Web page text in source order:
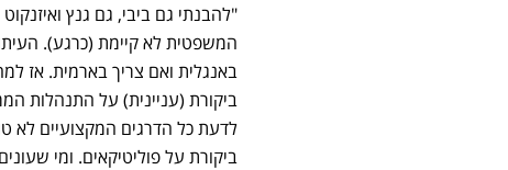
"להבנתי גם ביבי, גם גנץ
באנגלית ואם צריך בארמית. אז
לדעת כל הדרגים המקצועיים לא
ביקורת על פוליטיקאים. ומי